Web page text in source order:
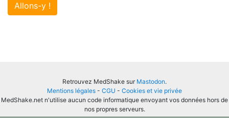
Allons-y !
Retrouvez MedShake sur Mastodon.
Mentions légales - CGU - Cookies et vie privée
MedShake.net n'utilise aucun code informatique envoyant vos données hors de
nos propres serveurs.